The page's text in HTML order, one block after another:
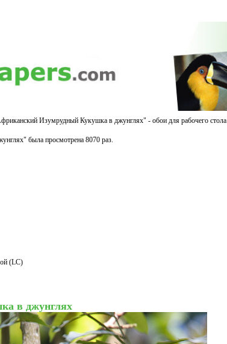
Изумрудный Кукушка в джунглях" - обои для рабочего стола
была просмотрена 8070 раз.
(LC)
в джунглях